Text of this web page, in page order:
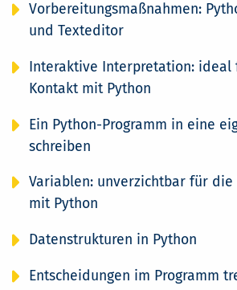
Vorbereitungsmaßnahmen:
und Texteditor
Interaktive Interpretation: ideal
Kontakt mit Python
Ein Python-Programm in eine
schreiben
Variablen: unverzichtbar für die
mit Python
Datenstrukturen in Python
Entscheidungen im Programm